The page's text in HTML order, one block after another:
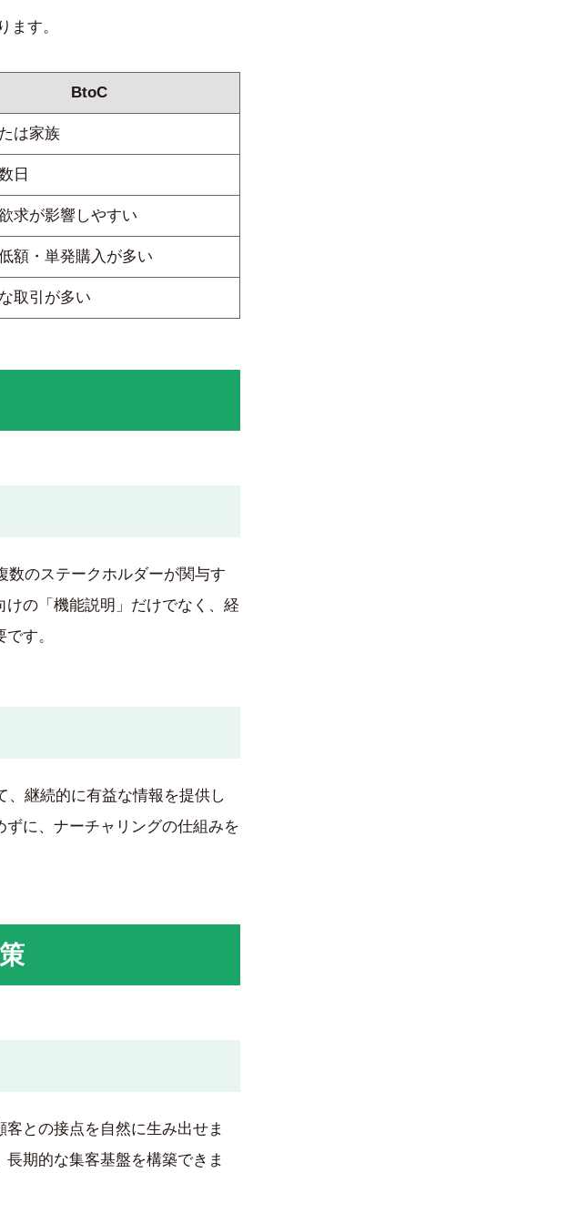
ます。
BtoC
は家族
日
求が影響しやすい
額・単発購入が多い
取引が多い
数のステークホルダーが関与す
の「機能説明」だけでなく、経
す。
、継続的に有益な情報を提供し
に、ナーチャリングの仕組みを
との接点を自然に生み出せま
期的な集客基盤を構築できま